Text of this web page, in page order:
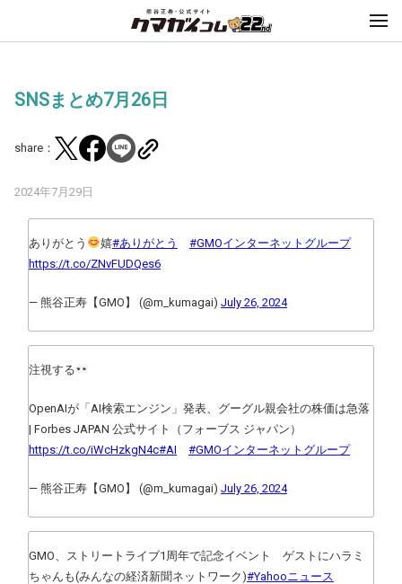
SNSまとめ7月26日
share：
2024年7月29日
ありがとう 嬉#ありがとう
#GMOインターネットグループ
https://t.co/ZNvFUDQes6
— 熊谷正寿【GMO】 (@m_kumagai) July 26, 2024
注視する
OpenAIが「AI検索エンジン」発表、グーグル親会社の株価は急落
| Forbes JAPAN 公式サイト（フォーブス ジャパン）
https://t.co/iWcHzkgN4c#AI #GMOインターネットグループ
— 熊谷正寿【GMO】 (@m_kumagai) July 26, 2024
GMO、ストリートライブ1周年で記念イベント ゲストにハラミ
ちゃんも(みんなの経済新聞ネットワーク)#Yahooニュース